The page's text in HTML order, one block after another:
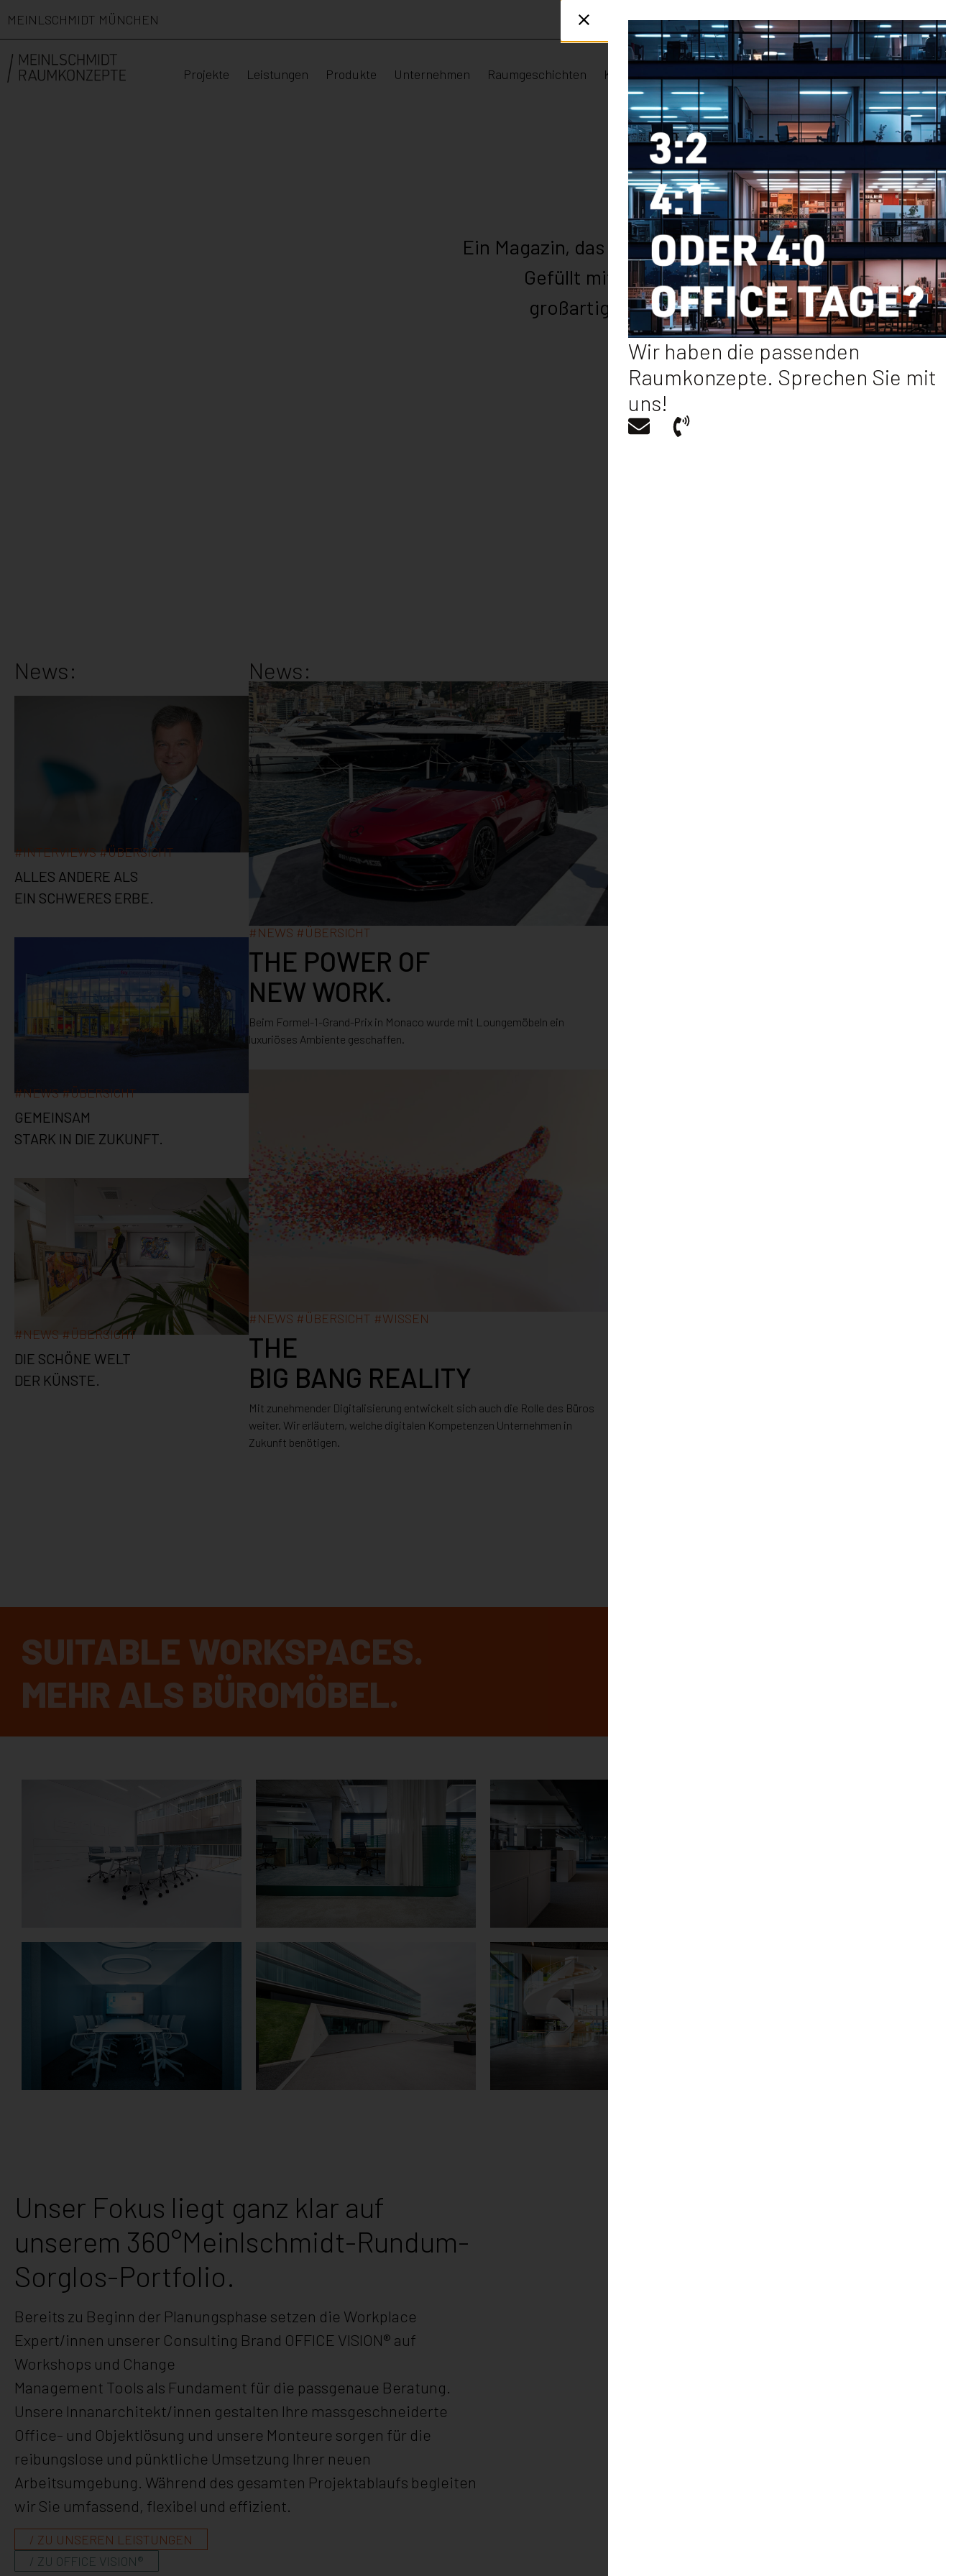
MEINLSCHMIDT MÜNCHEN
Projekte Leistungen Produkte Unternehmen Raumgeschichten Karriere Kontakt Newsroom
FUTURE SKILLS.
Ein Magazin, das mit viel Leidenschaft geschaffen wurde.
Gefüllt mit spannenden Inhalten, aktuellen Trends,
großartigen Berichten zu Herausforderungen und
Chancen unserer neuen Arbeitswelt.
/ JETZT DURCHBLÄTTERN
News:
#INTERVIEWS#ÜBERSICHT
ALLES ANDERE ALS
EIN SCHWERES ERBE.
#NEWS#ÜBERSICHT
GEMEINSAM
STARK IN DIE ZUKUNFT.
#NEWS #ÜBERSICHT
DIE SCHÖNE WELT
DER KÜNSTE.
News:
#NEWS #ÜBERSICHT
THE POWER OF
NEW WORK.
Beim Formel-1-Grand-Prix in Monaco wurde mit Loungemöbeln ein
luxuriöses Ambiente geschaffen.
#NEWS #ÜBERSICHT #WISSEN
THE
BIG BANG REALITY
Mit zunehmender Digitalisierung entwickelt sich auch die Rolle des Büros
weiter. Wir erläutern, welche digitalen Kompetenzen Unternehmen in
Zukunft benötigen.
SUITABLE WORKSPACES.
MEHR ALS BÜROMÖBEL.
ERBE ELEKTRO-
RANGENDINGEN
A.RAYMOND
LÖRRACH
ENERGIE CAMPUS
Stadtwerke Stuttgart /
Stuttgart Netze
METZINGEN
ROBATHERM
BURGAU
BLICKLE
ROSENFELD
Unser Fokus liegt ganz klar auf
unserem 360°Meinlschmidt-Rundum-
Sorglos-Portfolio.
Bereits zu Beginn der Planungsphase setzen die Workplace
Expert/innen unserer Consulting Brand OFFICE VISION® auf
Workshops und Change
Management Tools als Fundament für die passgenaue Beratung.
Unsere Innanarchitekt/innen gestalten Ihre massgeschneiderte
Office- und Objektlösung und unsere Monteure sorgen für die
reibungslose und pünktliche Umsetzung Ihrer neuen
Arbeitsumgebung. Während des gesamten Projektablaufs begleiten
wir Sie umfassend, flexibel und effizient.
/ ZU UNSEREN LEISTUNGEN
/ ZU OFFICE VISION®
Wir haben die passenden
Raumkonzepte. Sprechen Sie mit
uns!